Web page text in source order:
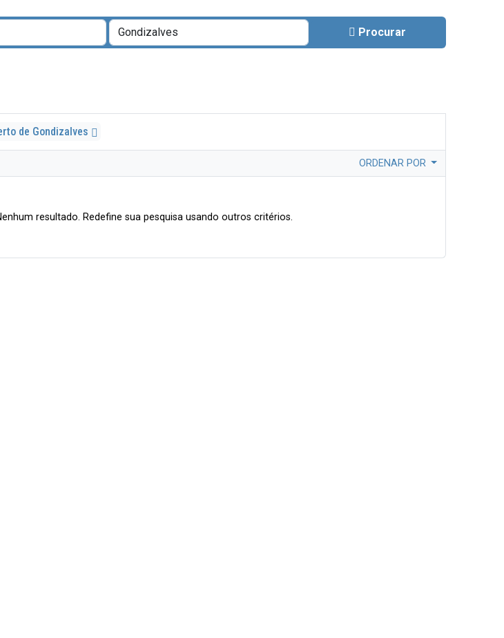
Procurar
de Gondizalves
ORDENAR POR
resultado. Redefine sua pesquisa usando outros critérios.